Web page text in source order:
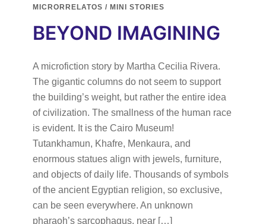
MICRORRELATOS / MINI STORIES
BEYOND IMAGINING
A microfiction story by Martha Cecilia Rivera.
The gigantic columns do not seem to support
the building’s weight, but rather the entire idea
of civilization. The smallness of the human race
is evident. It is the Cairo Museum!
Tutankhamun, Khafre, Menkaura, and
enormous statues align with jewels, furniture,
and objects of daily life. Thousands of symbols
of the ancient Egyptian religion, so exclusive,
can be seen everywhere. An unknown
pharaoh’s sarcophagus, near […]